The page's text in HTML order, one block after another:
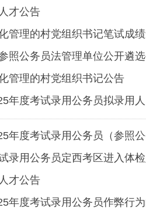
才公告
管理的村党组织书记笔试成
照公务员法管理单位公开遴
管理的村党组织书记公告
年度考试录用公务员拟录用人
年度考试录用公务员（参照
录用公务员定西考区进入体
才公告
年度考试录用公务员作弊行